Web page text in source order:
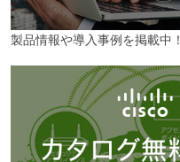
製品情報や導入事例を掲載中！